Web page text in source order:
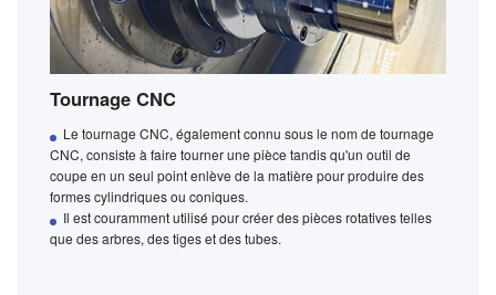
Tournage CNC
Le tournage CNC, également connu sous le nom de tournage
CNC, consiste à faire tourner une pièce tandis qu'un outil de
coupe en un seul point enlève de la matière pour produire des
formes cylindriques ou coniques.
Il est couramment utilisé pour créer des pièces rotatives telles
que des arbres, des tiges et des tubes.